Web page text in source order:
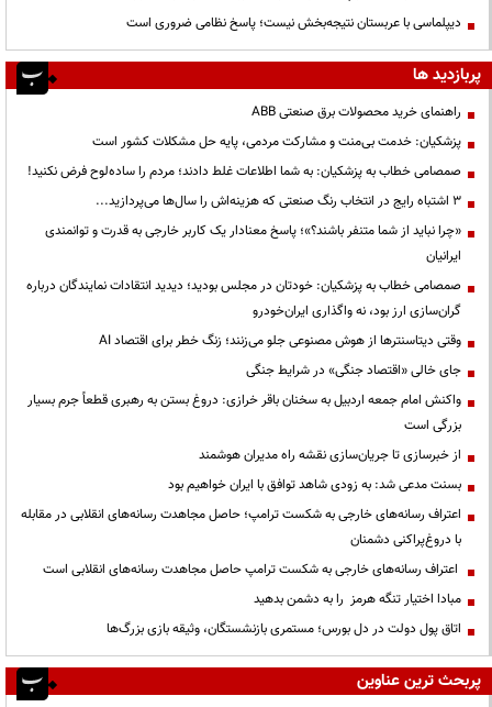
دیپلماسی با عربستان نتیجه‌بخش نیست؛ پاسخ نظامی ضروری است
پربازدید ها
راهنمای خرید محصولات برق صنعتی ABB
پزشکیان: خدمت بی‌منت و مشارکت مردمی، پایه حل مشکلات کشور است
صمصامی خطاب به پزشکیان: به شما اطلاعات غلط دادند؛ مردم را ساده‌لوح فرض نکنید!
3 اشتباه رایج در انتخاب رنگ صنعتی که هزینه‌اش را سال‌ها می‌پردازید...
«چرا نباید از شما متنفر باشند؟»؛ پاسخ معنادار یک کاربر خارجی به قدرت و توانمندی
ایرانیان
صمصامی خطاب به پزشکیان: خودتان در مجلس بودید؛ دیدید انتقادات نمایندگان درباره
گران‌سازی ارز بود، نه واگذاری ایران‌خودرو
وقتی دیتاسنترها از هوش مصنوعی جلو می‌زنند؛ زنگ خطر برای اقتصاد AI
جای خالی «اقتصاد جنگی» در شرایط جنگی
واکنش امام جمعه اردبیل به سخنان باقر خرازی: دروغ بستن به رهبری قطعاً جرم بسیار
بزرگی است
از خبرسازی تا جریان‌سازی نقشه راه مدیران هوشمند
بسنت مدعی شد: به زودی شاهد توافق با ایران خواهیم بود
اعتراف رسانه‌های خارجی به شکست ترامپ؛ حاصل مجاهدت رسانه‌های انقلابی در مقابله
با دروغ‌پراکنی دشمنان
اعتراف رسانه‌های خارجی به شکست ترامپ حاصل مجاهدت رسانه‌های انقلابی است
مبادا اختیار تنگه هرمز را به دشمن بدهید
اتاق پول دولت در دل بورس؛ مستمری بازنشستگان، وثیقه بازی بزرگ‌ها
پربحث ترین عناوین